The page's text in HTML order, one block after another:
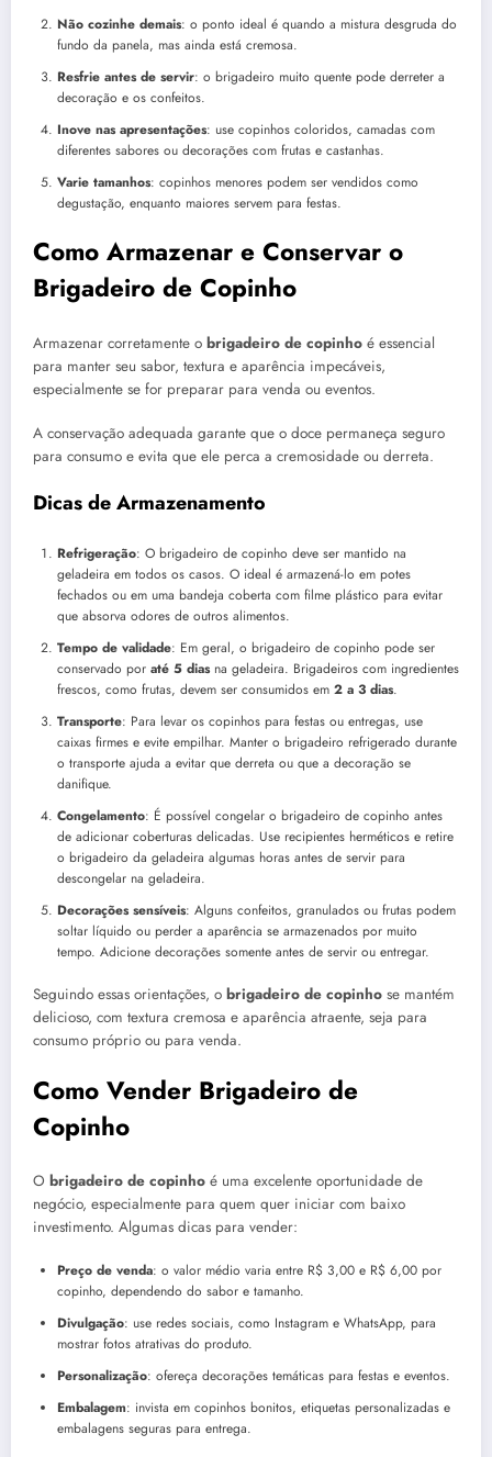
Não cozinhe demais: o ponto ideal é quando a mistura desgruda do
fundo da panela, mas ainda está cremosa.
Resfrie antes de servir: o brigadeiro muito quente pode derreter a
decoração e os confeitos.
Inove nas apresentações: use copinhos coloridos, camadas com
diferentes sabores ou decorações com frutas e castanhas.
Varie tamanhos: copinhos menores podem ser vendidos como
degustação, enquanto maiores servem para festas.
Como Armazenar e Conservar o
Brigadeiro de Copinho
Armazenar corretamente o brigadeiro de copinho é essencial
para manter seu sabor, textura e aparência impecáveis,
especialmente se for preparar para venda ou eventos.
A conservação adequada garante que o doce permaneça seguro
para consumo e evita que ele perca a cremosidade ou derreta.
Dicas de Armazenamento
Refrigeração: O brigadeiro de copinho deve ser mantido na
geladeira em todos os casos. O ideal é armazená-lo em potes
fechados ou em uma bandeja coberta com filme plástico para evitar
que absorva odores de outros alimentos.
Tempo de validade: Em geral, o brigadeiro de copinho pode ser
conservado por até 5 diasna geladeira. Brigadeiros com ingredientes
frescos, como frutas, devem ser consumidos em 2 a 3 dias.
Transporte: Para levar os copinhos para festas ou entregas, use
caixas firmes e evite empilhar. Manter o brigadeiro refrigerado durante
o transporte ajuda a evitar que derreta ou que a decoração se
danifique.
Congelamento: É possível congelar o brigadeiro de copinho antes
de adicionar coberturas delicadas. Use recipientes herméticos e retire
o brigadeiro da geladeira algumas horas antes de servir para
descongelar na geladeira.
Decorações sensíveis: Alguns confeitos, granulados ou frutas podem
soltar líquido ou perder a aparência se armazenados por muito
tempo. Adicione decorações somente antes de servir ou entregar.
Seguindo essas orientações, o brigadeiro de copinho se mantém
delicioso, com textura cremosa e aparência atraente, seja para
consumo próprio ou para venda.
Como Vender Brigadeiro de
Copinho
O brigadeiro de copinho é uma excelente oportunidade de
negócio, especialmente para quem quer iniciar com baixo
investimento. Algumas dicas para vender:
Preço de venda: o valor médio varia entre R$ 3,00 e R$ 6,00 por
copinho, dependendo do sabor e tamanho.
Divulgação: use redes sociais, como Instagram e WhatsApp, para
mostrar fotos atrativas do produto.
Personalização: ofereça decorações temáticas para festas e eventos.
Embalagem: invista em copinhos bonitos, etiquetas personalizadas e
embalagens seguras para entrega.